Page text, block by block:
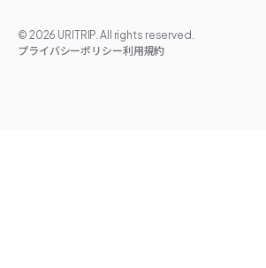
© 2026 URITRIP. All rights reserved.
プライバシーポリシー利用規約